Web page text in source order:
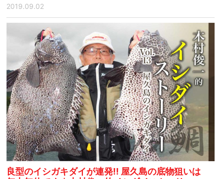
2019.09.02
良型のイシガキダイが連発!! 屋久島の底物狙いは